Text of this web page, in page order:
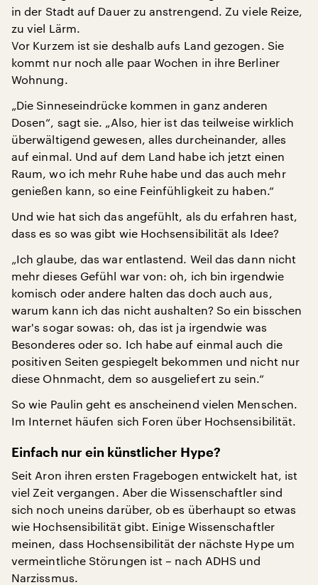
in der Stadt auf Dauer zu anstrengend. Zu viele Reize,
zu viel Lärm.
Vor Kurzem ist sie deshalb aufs Land gezogen. Sie
kommt nur noch alle paar Wochen in ihre Berliner
Wohnung.
„Die Sinneseindrücke kommen in ganz anderen
Dosen“, sagt sie. „Also, hier ist das teilweise wirklich
überwältigend gewesen, alles durcheinander, alles
auf einmal. Und auf dem Land habe ich jetzt einen
Raum, wo ich mehr Ruhe habe und das auch mehr
genießen kann, so eine Feinfühligkeit zu haben.“
Und wie hat sich das angefühlt, als du erfahren hast,
dass es so was gibt wie Hochsensibilität als Idee?
„Ich glaube, das war entlastend. Weil das dann nicht
mehr dieses Gefühl war von: oh, ich bin irgendwie
komisch oder andere halten das doch auch aus,
warum kann ich das nicht aushalten? So ein bisschen
war's sogar sowas: oh, das ist ja irgendwie was
Besonderes oder so. Ich habe auf einmal auch die
positiven Seiten gespiegelt bekommen und nicht nur
diese Ohnmacht, dem so ausgeliefert zu sein.“
So wie Paulin geht es anscheinend vielen Menschen.
Im Internet häufen sich Foren über Hochsensibilität.
Einfach nur ein künstlicher Hype?
Seit Aron ihren ersten Fragebogen entwickelt hat, ist
viel Zeit vergangen. Aber die Wissenschaftler sind
sich noch uneins darüber, ob es überhaupt so etwas
wie Hochsensibilität gibt. Einige Wissenschaftler
meinen, dass Hochsensibilität der nächste Hype um
vermeintliche Störungen ist – nach ADHS und
Narzissmus.